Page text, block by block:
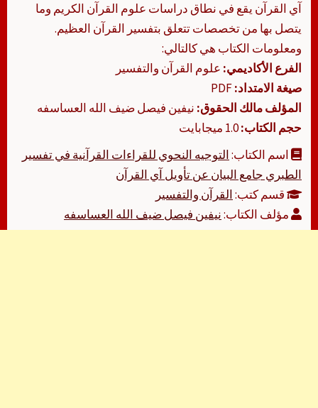
آي القرآن يقع في نطاق دراسات علوم القرآن الكريم وما
يتصل بها من تخصصات تتعلق بتفسير القرآن العظيم.
ومعلومات الكتاب هي كالتالي:
الفرع الأكاديمي: علوم القرآن والتفسير
صيغة الامتداد:
المؤلف مالك الحقوق: نيفين فيصل ضيف الله العساسفه
حجم الكتاب:1.0 ميجابايت
اسم الكتاب:التوجيه النحوي للقراءات القرآنية في تفسير
الطبري جامع البيان عن تأويل آي القرآن
قسم كتب:القرآن والتفسير
مؤلف الكتاب:نيفين فيصل ضيف الله العساسفه